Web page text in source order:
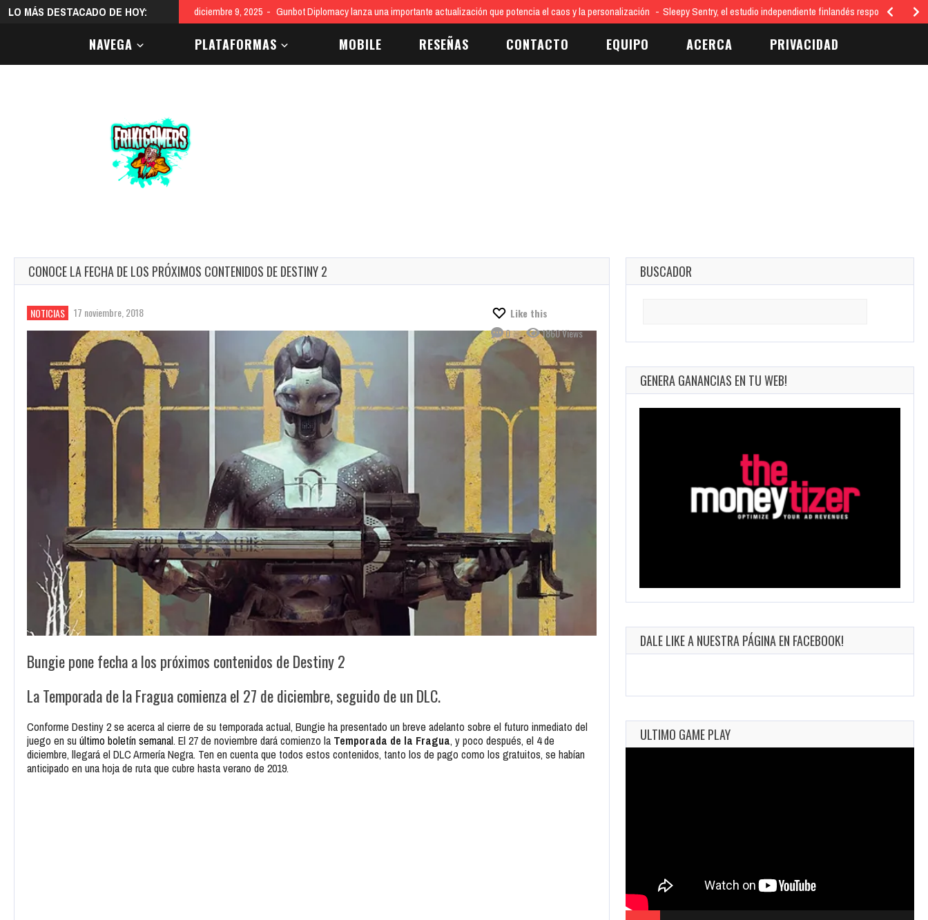
LO MÁS DESTACADO DE HOY: diciembre 2, 2025 Two Point Museum: Zooseum Abre Sus Puertas Hoy Zooseum Ya Está Disponible, Mes de Lanzamiento Ofrecerá Apoyo…
NAVEGA PLATAFORMAS MOBILE RESEÑAS CONTACTO EQUIPO ACERCA PRIVACIDAD
CONOCE LA FECHA DE LOS PRÓXIMOS CONTENIDOS DE DESTINY 2
NOTICIAS 17 noviembre, 2018
Like this
0
1860 Views
Bungie pone fecha a los próximos contenidos de Destiny 2
La Temporada de la Fragua comienza el 27 de diciembre, seguido de un DLC.
Conforme Destiny 2 se acerca al cierre de su temporada actual, Bungie ha presentado un breve adelanto sobre el futuro inmediato del
juego en su último boletín semanal. El 27 de noviembre dará comienzo la Temporada de la Fragua, y poco después, el 4 de
diciembre, llegará el DLC Armería Negra. Ten en cuenta que todos estos contenidos, tanto los de pago como los gratuitos, se habían
anticipado en una hoja de ruta que cubre hasta verano de 2019.
BUSCADOR
GENERA GANANCIAS EN TU WEB!
DALE LIKE A NUESTRA PÁGINA EN FACEBOOK!
ULTIMO GAME PLAY